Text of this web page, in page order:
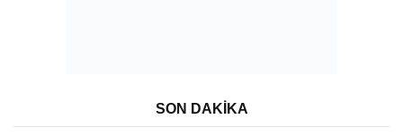
SON DAKİKA